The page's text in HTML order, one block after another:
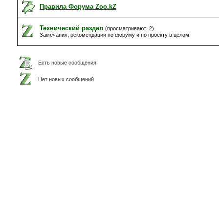
Правила Форума Zoo.kZ
Технический раздел (просматривают: 2)
Замечания, рекомендации по форуму и по проекту в целом.
Есть новые сообщения
Нет новых сообщений